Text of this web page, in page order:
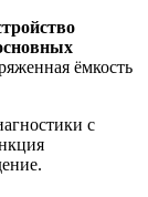
ёмкость
с